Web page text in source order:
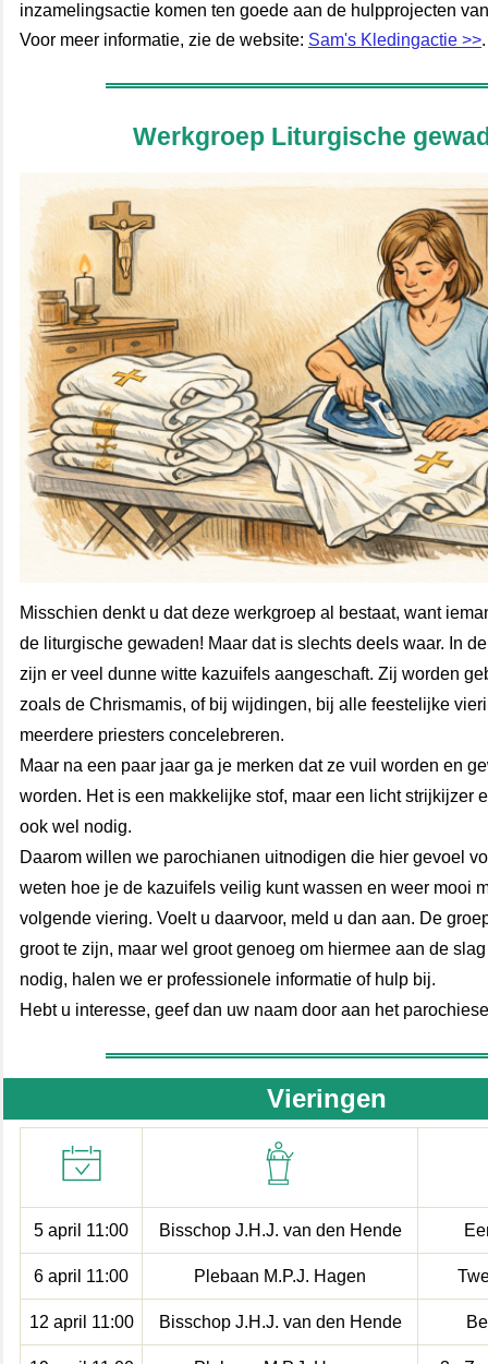
inzamelingsactie komen ten goede aan de hulpprojecten
Voor meer informatie, zie de website: Sam's Kledingactie >>.
Werkgroep Liturgische
Misschien denkt u dat deze werkgroep al bestaat, want
de liturgische gewaden! Maar dat is slechts deels waar. In
zijn er veel dunne witte kazuifels aangeschaft. Zij worden
zoals de Chrismamis, of bij wijdingen, bij alle feestelijke
meerdere priesters concelebreren.
Maar na een paar jaar ga je merken dat ze vuil worden en
worden. Het is een makkelijke stof, maar een licht strijkijzer
ook wel nodig.
Daarom willen we parochianen uitnodigen die hier gevoel
weten hoe je de kazuifels veilig kunt wassen en weer mooi
volgende viering. Voelt u daarvoor, meld u dan aan. De
groot te zijn, maar wel groot genoeg om hiermee aan de
nodig, halen we er professionele informatie of hulp bij.
Hebt u interesse, geef dan uw naam door aan het
Vieringen
5 april 11:00 Bisschop J.H.J. van den Hende
6 april 11:00 Plebaan M.P.J. Hagen
12 april 11:00 Bisschop J.H.J. van den Hende